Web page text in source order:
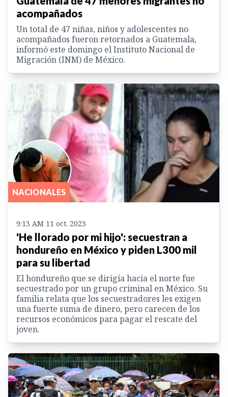
acompañados
Un total de 47 niñas, niños y adolescentes no
acompañados fueron retornados a Guatemala,
informó este domingo el Instituto Nacional de
Migración (INM) de México.
NACIONALES
9:13 AM 11 oct. 2023
'He llorado por mi hijo': secuestran a
hondureño en México y piden L300 mil
para su libertad
El hondureño que se dirigía hacia el norte fue
secuestrado por un grupo criminal en México. Su
familia relata que los secuestradores les exigen
una fuerte suma de dinero, pero carecen de los
recursos económicos para pagar el rescate del
joven.